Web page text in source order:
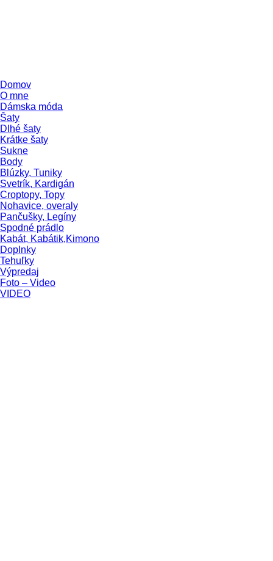
Domov
O mne
Dámska móda
Šaty
Dlhé šaty
Krátke šaty
Sukne
Body
Blúzky, Tuniky
Svetrík, Kardigán
Croptopy, Topy
Nohavice, overaly
Pančušky, Legíny
Spodné prádlo
Kabát, Kabátik,Kimono
Doplnky
Tehuľky
Výpredaj
Foto – Video
VIDEO